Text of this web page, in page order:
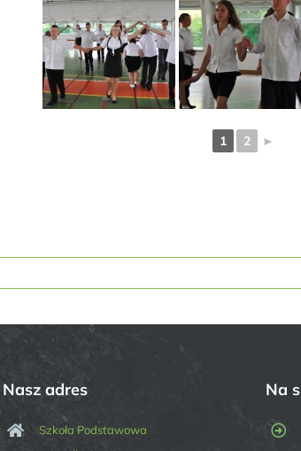
1 2 ►
Nasz adres
Szkoła Podstawowa
Na